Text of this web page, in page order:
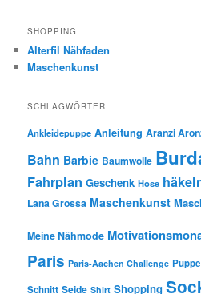
SHOPPING
Alterfil Nähfaden
Maschenkunst
SCHLAGWÖRTER
Ankleidepuppe Anleitung Aranzi
Bahn Barbie Baumwolle
Fahrplan Geschenk Hose
Lana Grossa Maschenkunst
Meine Nähmode
Paris Paris-Aachen Challenge Puppe
Schnitt Seide Shirt Shopping